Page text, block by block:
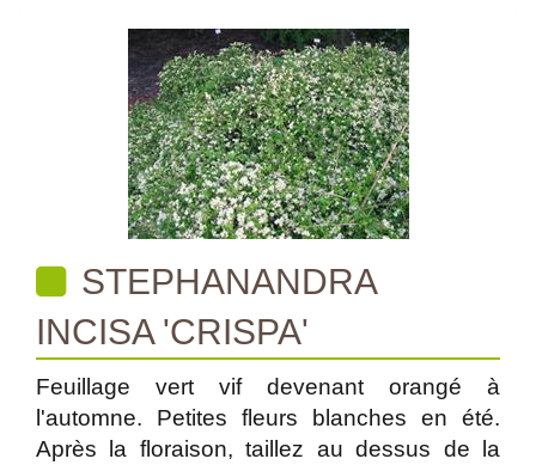
STEPHANANDRA
INCISA 'CRISPA'
Feuillage vert vif devenant orangé à
l'automne. Petites fleurs blanches en été.
Après la floraison, taillez au dessus de la